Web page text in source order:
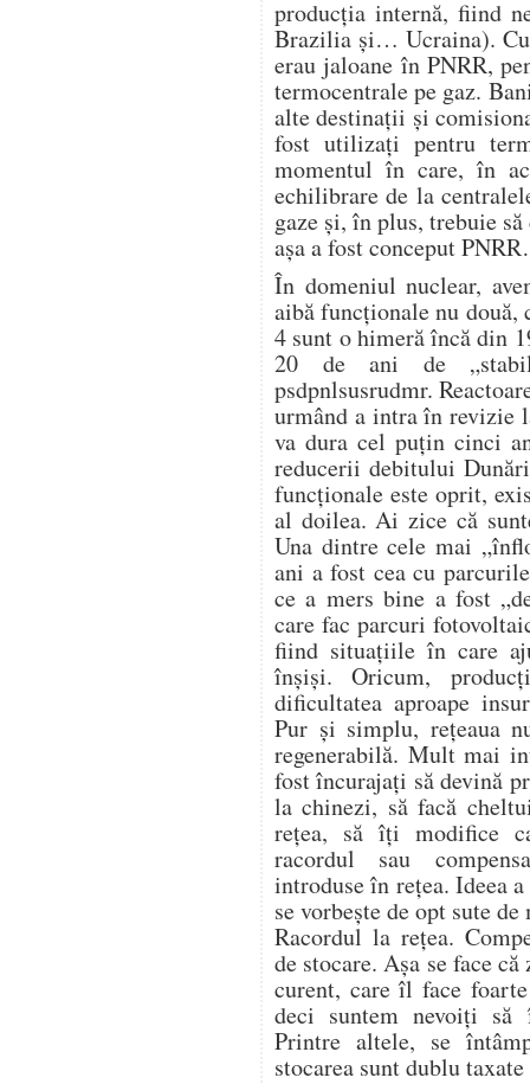
producția internă, fiind
Brazilia și… Ucraina).
erau jaloane în PNRR,
termocentrale pe gaz.
alte destinații și
fost utilizați pentru
momentul în care, în
echilibrare de la
gaze și, în plus, trebuie
așa a fost conceput
În domeniul nuclear,
aibă funcționale nu două,
4 sunt o himeră încă din
20 de ani de
psdpnlsusrudmr.
urmând a intra în revizie
va dura cel puțin cinci
reducerii debitului
funcționale este oprit,
al doilea. Ai zice că
Una dintre cele mai
ani a fost cea cu
ce a mers bine a fost
care fac parcuri
fiind situațiile în care
înșiși. Oricum,
dificultatea aproape
Pur și simplu, rețeaua
regenerabilă. Mult mai
fost încurajați să devină
la chinezi, să facă
rețea, să îți modifice
racordul sau
introduse în rețea. Ideea
se vorbește de opt sute
Racordul la rețea.
de stocare. Așa se face
curent, care îl face
deci suntem nevoiți să
Printre altele, se
stocarea sunt dublu